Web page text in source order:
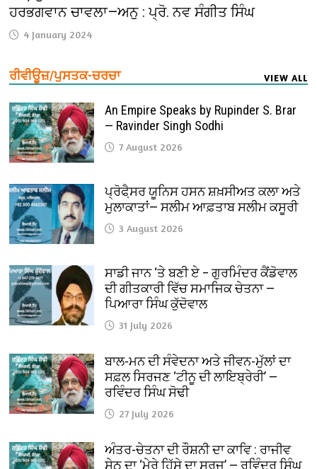
ਹਰਭਗਵਾਨ ਚਾਵਲਾ—ਅਨੁ : ਪ੍ਰੋ. ਨਵ ਸੰਗੀਤ ਸਿੰਘ
4 January 2024
ਰੀਵੀਊਜ਼/ਪੁਸਤਕ-ਚਰਚਾ VIEW ALL
An Empire Speaks by Rupinder S. Brar
— Ravinder Singh Sodhi
7 August 2026
ਪ੍ਰੋਫੈ਼ਸਰ ਯੂਨਿਸ ਹਸਨ ਸ਼ਖ਼ਸੀਅਤ ਕਲਾ ਅਤੇ
ਮੁਲਾਕਾਤਾਂ— ਸਲੀਮ ਆਫ਼ਤਾਬ ਸਲੀਮ ਕਸੂਰੀ
3 August 2026
ਸਾਡੀ ਜਾਨ ‘ਤੇ ਬਣੀ ਏ – ਗੁਰਮਿੰਦਰ ਕੈਂਡੋਵਾਲ
ਦੀ ਗੀਤਕਾਰੀ ਵਿੱਚ ਸਮਾਜਿਕ ਚੇਤਨਾ —
ਪਿਆਰਾ ਸਿੰਘ ਕੁੱਦੋਵਾਲ
31 July 2026
ਬਾਲ-ਮਨ ਦੀ ਸੰਵੇਦਨਾ ਅਤੇ ਜੀਵਨ-ਮੁੱਲਾਂ ਦਾ
ਸਫ਼ਲ ਸਿਰਜਣ ‘ਟੀਨੂ ਦੀ ਲਾਇਬ੍ਰੇਰੀ’ —
ਰਵਿੰਦਰ ਸਿੰਘ ਸੋਢੀ
27 July 2026
ਅੰਤਰ-ਚੇਤਨਾ ਦੀ ਰੌਸ਼ਨੀ ਦਾ ਕਾਵਿ : ਰਾਜੀਵ
ਸੇਠ ਦਾ ‘ਮੇਰੇ ਹਿੱਸੇ ਦਾ ਸੂਰਜ’ — ਰਵਿੰਦਰ ਸਿੰਘ